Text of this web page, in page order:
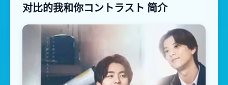
对比的我和你コントラスト 简介